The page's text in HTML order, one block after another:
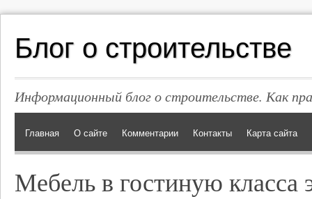
Блог о строительстве
Информационный блог о строительстве. Как
Главная О сайте Комментарии Контакты Карта сайта
Мебель в гостиную класса